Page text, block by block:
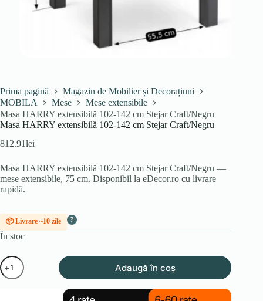
Prima pagină
Magazin de Mobilier și Decorațiuni
MOBILA
Mese
Mese extensibile
Masa HARRY extensibilă 102-142 cm Stejar Craft/Negru
Masa HARRY extensibilă 102-142 cm Stejar Craft/Negru
812.91lei
Masa HARRY extensibilă 102-142 cm Stejar Craft/Negru —
mese extensibile, 75 cm. Disponibil la eDecor.ro cu livrare
rapidă.
📦 Livrare ~10 zile ?
În stoc
Cantitate
Masa
HARRY
Adaugă în coș